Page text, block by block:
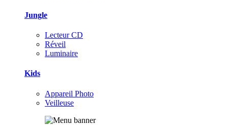
Jungle
Lecteur CD
Réveil
Luminaire
Kids
Appareil Photo
Veilleuse